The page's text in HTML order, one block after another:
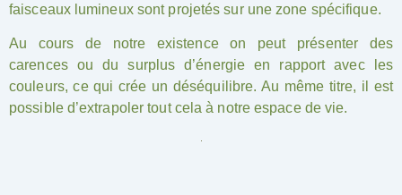
faisceaux lumineux sont projetés sur une zone spécifique.
Au cours de notre existence on peut présenter des
carences ou du surplus d’énergie en rapport avec les
couleurs, ce qui crée un déséquilibre. Au même titre, il est
possible d’extrapoler tout cela à notre espace de vie.